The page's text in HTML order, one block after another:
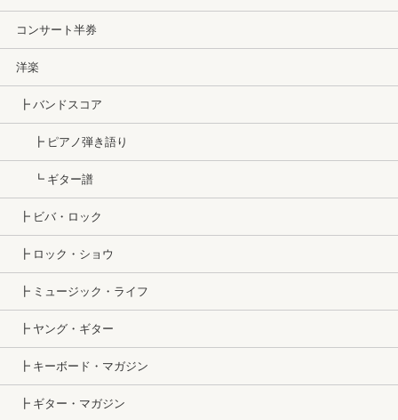
コンサート半券
洋楽
┣ バンドスコア
┣ ピアノ弾き語り
┗ ギター譜
┣ ビバ・ロック
┣ ロック・ショウ
┣ ミュージック・ライフ
┣ ヤング・ギター
┣ キーボード・マガジン
┣ ギター・マガジン